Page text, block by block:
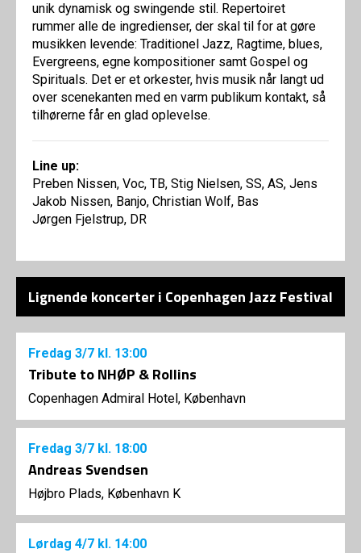
unik dynamisk og swingende stil. Repertoiret
rummer alle de ingredienser, der skal til for at gøre
musikken levende: Traditionel Jazz, Ragtime, blues,
Evergreens, egne kompositioner samt Gospel og
Spirituals. Det er et orkester, hvis musik når langt ud
over scenekanten med en varm publikum kontakt, så
tilhørerne får en glad oplevelse.
Line up:
Preben Nissen, Voc, TB, Stig Nielsen, SS, AS, Jens
Jakob Nissen, Banjo, Christian Wolf, Bas
Jørgen Fjelstrup, DR
Lignende koncerter i Copenhagen Jazz Festival
Fredag 3/7 kl. 13:00
Tribute to NHØP & Rollins
Copenhagen Admiral Hotel, København
Fredag 3/7 kl. 18:00
Andreas Svendsen
Højbro Plads, København K
Lørdag 4/7 kl. 14:00